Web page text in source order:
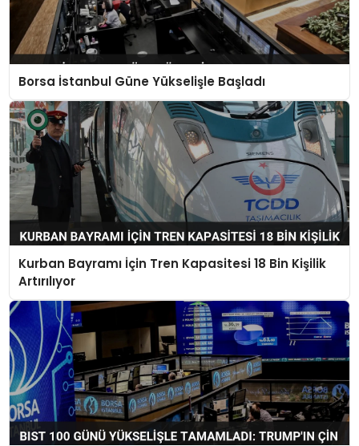
Borsa İstanbul Güne Yükselişle Başladı
Kurban Bayramı İçin Tren Kapasitesi 18 Bin Kişilik
Artırılıyor